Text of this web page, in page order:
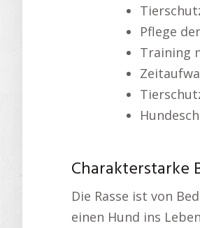
Pflege
Training
Charakterstarke
Die Rasse ist von
einen Hund ins